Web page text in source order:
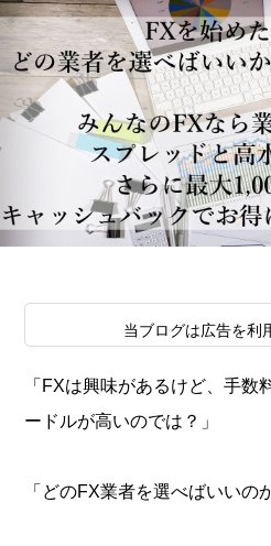
当ブログは広告を利
「FXは興味があるけど、手数
ードルが高いのでは？」
「どのFX業者を選べばいいの